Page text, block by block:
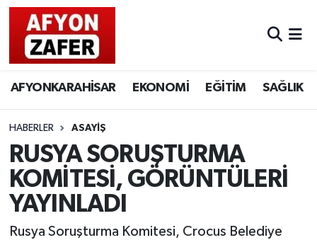
AFYONKARAHİSAR EKONOMİ EĞİTİM SAĞLIK
HABERLER ASAYİŞ
RUSYA SORUŞTURMA
KOMİTESİ, GÖRÜNTÜLERİ
YAYINLADI
Rusya Soruşturma Komitesi, Crocus Belediye